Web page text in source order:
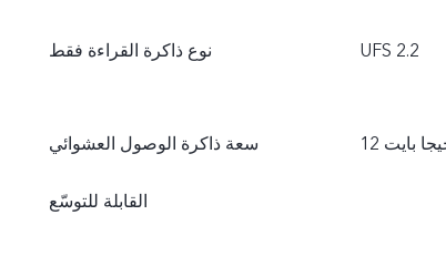
نوع ذاكرة القراءة فقط UFS 2.2
سعة ذاكرة الوصول العشوائي
القابلة للتوسّع
جيجا بايت